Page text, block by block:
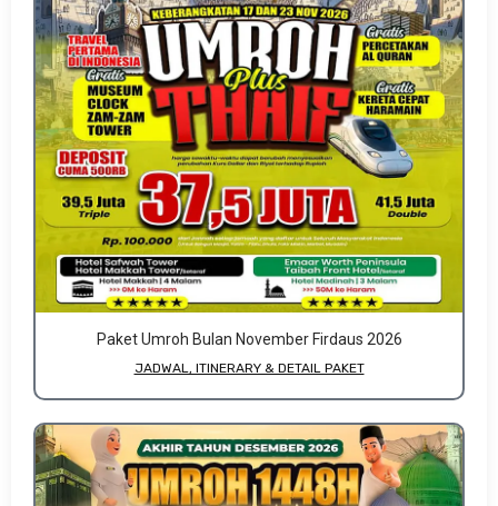
Paket Umroh Bulan November Firdaus 2026
JADWAL, ITINERARY & DETAIL PAKET